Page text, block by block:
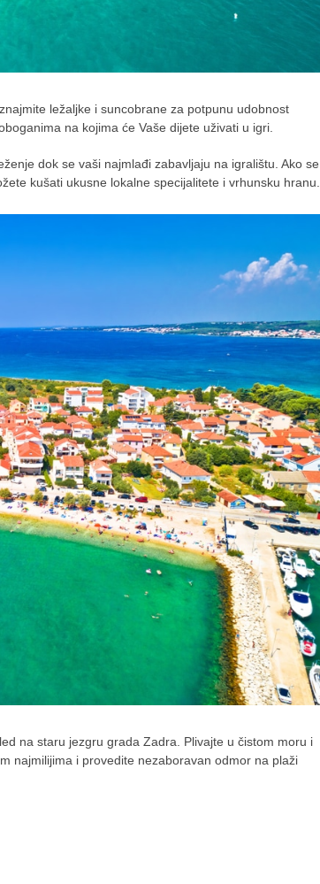
ležaljke i suncobrane za potpunu udobnost
na kojima će Vaše dijete uživati u igri.
dok se vaši najmlađi zabavljaju na igralištu. Ako se
kušati ukusne lokalne specijalitete i vrhunsku hranu.
na staru jezgru grada Zadra. Plivajte u čistom moru i
najmilijima i provedite nezaboravan odmor na plaži